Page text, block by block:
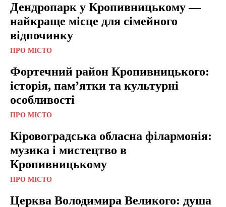
Дендропарк у Кропивницькому —
найкраще місце для сімейного
відпочинку
ПРО МІСТО
Фортечний район Кропивницького:
історія, пам’ятки та культурні
особливості
ПРО МІСТО
Кіровоградська обласна філармонія:
музика і мистецтво в
Кропивницькому
ПРО МІСТО
Церква Володимира Великого: душа